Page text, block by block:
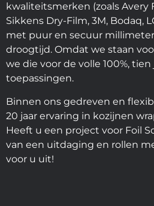
kwaliteitsmerken (zoals Avery
Sikkens Dry-Film, 3M, Bodaq,
met puur en secuur
droogtijd. Omdat we staan
we die voor de volle 100%,
toepassingen.
Binnen ons gedreven en
20 jaar ervaring in kozijnen
Heeft u een project voor Foil
van een uitdaging en rollen
voor u uit!